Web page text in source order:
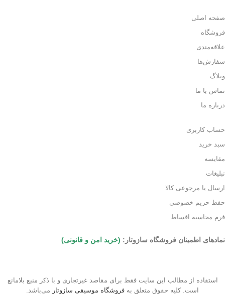
صفحه اصلی
فروشگاه
علاقه‌مندی
سفارش‌ها
وبلاگ
تماس با ما
درباره ما
حساب کاربری
سبد خرید
مقایسه
تبلیغات
ارسال یا مرجوعی کالا
حفظ حریم خصوصی
فرم محاسبه اقساط
نمادهای اطمینان فروشگاه سازوتار: (خرید امن و قانونی)
استفاده از مطالب این سایت فقط برای مقاصد غیرتجاری و با ذکر منبع بلامانع
است. کلیه حقوق متعلق به فروشگاه موسیقی سازوتار می‌باشد.